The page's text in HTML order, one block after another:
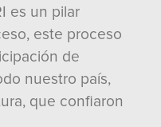
es un pilar
este proceso
de
nuestro país,
que confiaron